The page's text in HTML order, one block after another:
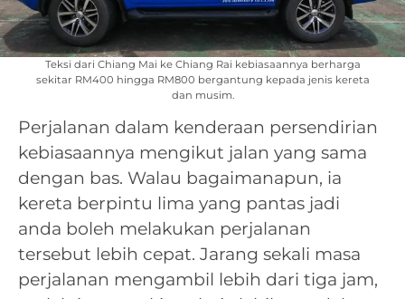
Teksi dari Chiang Mai ke Chiang Rai kebiasaannya berharga
sekitar RM400 hingga RM800 bergantung kepada jenis kereta
dan musim.
Perjalanan dalam kenderaan persendirian
kebiasaannya mengikut jalan yang sama
dengan bas. Walau bagaimanapun, ia
kereta berpintu lima yang pantas jadi
anda boleh melakukan perjalanan
tersebut lebih cepat. Jarang sekali masa
perjalanan mengambil lebih dari tiga jam,